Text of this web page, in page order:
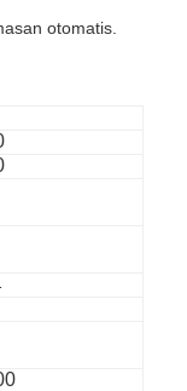
otomatis.